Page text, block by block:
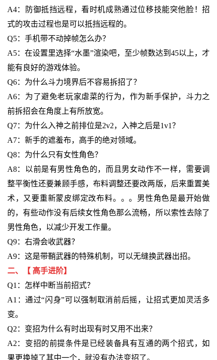
A4：防御抵挡远程，看时机成熟通过位移技能突他脸！招
式的攻击过程也是可以抵挡远程的。
Q5：手机带不动掉帧怎么办？
A5：在设置里选择“水墨”渲染吧，至少帧数达到45以上，才
能有良好的游戏体验。
Q6：为什么斗力境界后不容易拆招了？
A6：为了避免老玩家虐菜的行为，作为新手保护，斗力之
前拆招会在角度上有所放宽。
Q7：为什么入神之前排位是2v2，入神之后是1v1？
A7：新手的遮羞布，高手的绝对领域。
Q8：为什么只有女性角色？
A8：以前是有男性角色的，而且男女动作不一样，需要调
整平衡性还要兼顾手感，布料调整还要改两版，后来重置美
术，又要重新蒙皮绑定改布料。。。男性角色是最开始做
的，有些动作没有后续女性角色那么流畅，所以索性去除了
男性角色，以减少开发工作量。
Q9：右滑会收武器？
A9：这是带鞘武器的特殊机制，可以无缝换武器出招。
二、【 高手进阶】
Q1：怎样中断当前招式？
A1：通过“闪身”可以强制取消前后摇，让招式更加灵活多
变。
Q2：变招为什么有时出现有时又用不出来？
A2：变招的前提条件是已经装备具有互通的两个招式，如
果更换掉了其中一个，就没有办法变招了。